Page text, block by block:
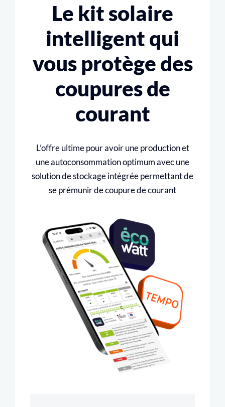
Le kit solaire
intelligent qui
vous protège des
coupures de
courant
L’offre ultime pour avoir une production et
une autoconsommation optimum avec une
solution de stockage intégrée permettant de
se prémunir de coupure de courant